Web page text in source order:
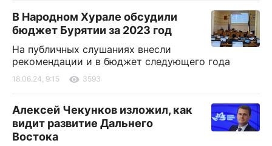
В Народном Хурале обсудили
бюджет Бурятии за 2023 год
На публичных слушаниях внесли
рекомендации и в бюджет следующего года
18.06.24, 9:15 3593
Алексей Чекунков изложил, как
видит развитие Дальнего
Востока